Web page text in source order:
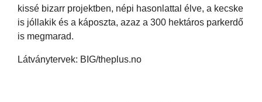
kissé bizarr projektben, népi hasonlattal élve, a kecske
is jóllakik és a káposzta, azaz a 300 hektáros parkerdő
is megmarad.
Látványtervek: BIG/theplus.no